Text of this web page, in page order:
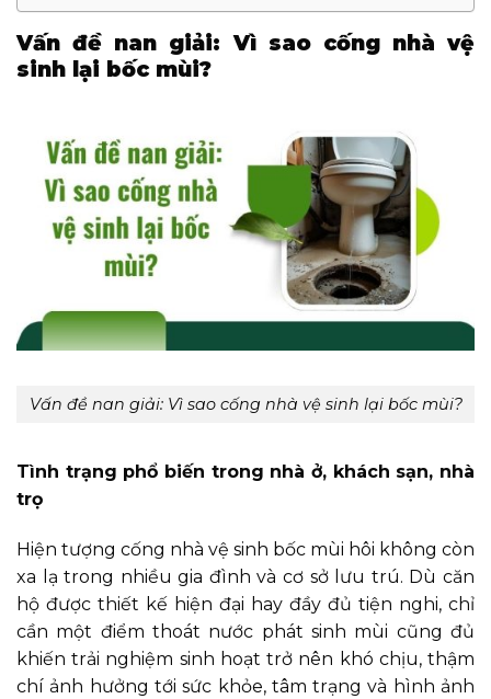
Vấn đề nan giải: Vì sao cống nhà vệ
sinh lại bốc mùi?
Vấn đề nan giải: Vì sao cống nhà vệ sinh lại bốc mùi?
Tình trạng phổ biến trong nhà ở, khách sạn, nhà
trọ
Hiện tượng cống nhà vệ sinh bốc mùi hôi không còn
xa lạ trong nhiều gia đình và cơ sở lưu trú. Dù căn
hộ được thiết kế hiện đại hay đầy đủ tiện nghi, chỉ
cần một điểm thoát nước phát sinh mùi cũng đủ
khiến trải nghiệm sinh hoạt trở nên khó chịu, thậm
chí ảnh hưởng tới sức khỏe, tâm trạng và hình ảnh